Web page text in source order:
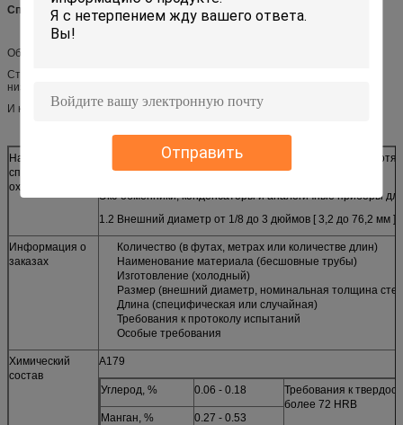
Отправить
Спецификации
Обозначение A179/A179M-90a
Стандартная спецификация для бесшовного теплообменника из
низкоуглеродистой стали с холодным протяжением
И конденсаторные трубы
Настоящая
спецификация
охватывает:
1.1 Минимальная толщина стенки, бесшовные
стальные трубы для трубного отопления
Экс-обменники, конденсаторы и аналогичные приборы
1.2 Внешний диаметр от 1/8 до 3 дюймов [ 3,2 до 76,2 мм ]
Информация о
заказах
Количество (в футах, метрах или количестве длин)
Наименование материала (бесшовные трубы)
Изготовление (холодный)
Размер (внешний диаметр, номинальная толщина
Длина (специфическая или случайная)
Требования к протоколу испытаний
Особые требования
Химический
состав
A179
Углерод, % 0.06 - 0.18
Требования к
более 72 HRB
Манган, %
0.27 - 0.53